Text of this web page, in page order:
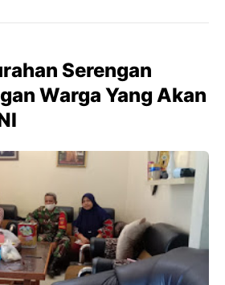
Serengan
Warga Yang Akan